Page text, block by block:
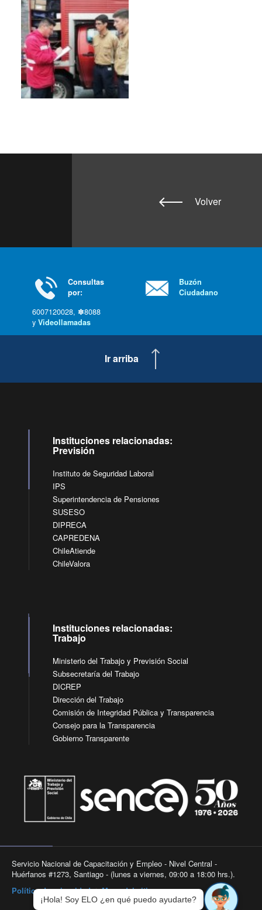
Volver
Consultas
por:
6007120028, ✽8088
y Videollamadas
Buzón
Ciudadano
Ir arriba
Instituciones relacionadas:
Previsión
Instituto de Seguridad Laboral
IPS
Superintendencia de Pensiones
SUSESO
DIPRECA
CAPREDENA
ChileAtiende
ChileValora
Instituciones relacionadas:
Trabajo
Ministerio del Trabajo y Previsión Social
Subsecretaría del Trabajo
DICREP
Dirección del Trabajo
Comisión de Integridad Pública y Transparencia
Consejo para la Transparencia
Gobierno Transparente
Servicio Nacional de Capacitación y Empleo - Nivel Central -
Huérfanos #1273, Santiago - (lunes a viernes, 09:00 a 18:00 hrs.).
Política de privacidad|Mapa del sitio
¡Hola! Soy ELO ¿en qué puedo ayudarte?